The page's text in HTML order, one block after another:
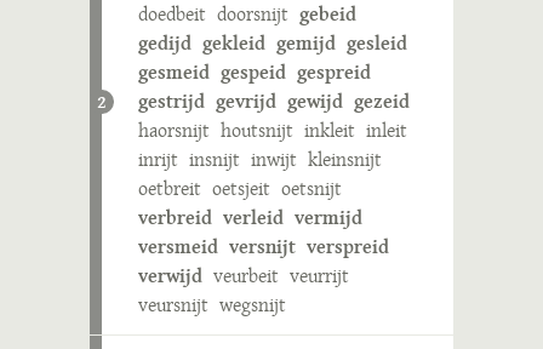
2
doedbeit doorsnijt gebeid
gedijd gekleid gemijd gesleid
gesmeid gespeid gespreid
gestrijd gevrijd gewijd gezeid
haorsnijt houtsnijt inkleit inleit
inrijt insnijt inwijt kleinsnijt
oetbreit oetsjeit oetsnijt
verbreid verleid vermijd
versmeid versnijt verspreid
verwijd veurbeit veurrijt
veursnijt wegsnijt